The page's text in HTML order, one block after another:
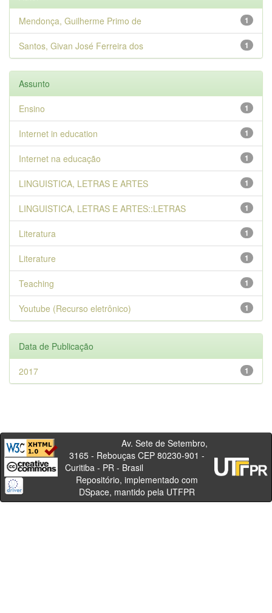
1
Mendonça, Guilherme Primo de
1
Santos, Givan José Ferreira dos
Assunto
1
Ensino
1
Internet in education
1
Internet na educação
1
LINGUISTICA, LETRAS E ARTES
1
LINGUISTICA, LETRAS E ARTES::LETRAS
1
Literatura
1
Literature
1
Teaching
1
Youtube (Recurso eletrônico)
Data de Publicação
1
2017
Av. Sete de Setembro,
3165 - Rebouças CEP 80230-901 -
Curitiba - PR - Brasil
Repositório, implementado com
DSpace, mantido pela UTFPR